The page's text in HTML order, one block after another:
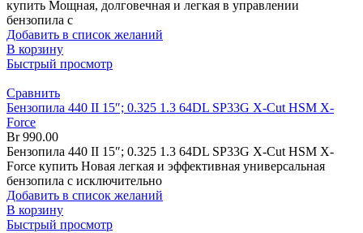
купить Мощная, долговечная и легкая в управлении
бензопила с
Добавить в список желаний
В корзину
Быстрый просмотр
Сравнить
Бензопила 440 II 15″; 0.325 1.3 64DL SP33G X-Cut HSM X-
Force
Br990.00
Бензопила 440 II 15″; 0.325 1.3 64DL SP33G X-Cut HSM X-
Force купить Новая легкая и эффективная универсальная
бензопила с исключительно
Добавить в список желаний
В корзину
Быстрый просмотр